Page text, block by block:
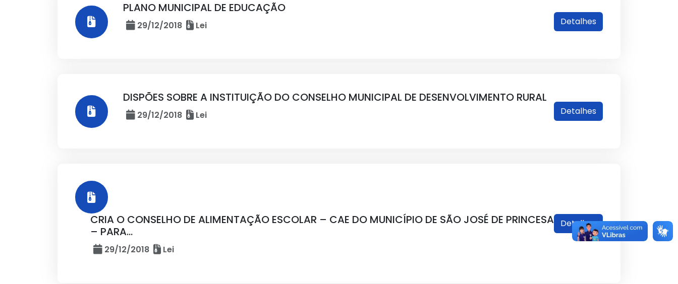
PLANO MUNICIPAL DE EDUCAÇÃO
29/12/2018 Lei Detalhes
DISPÕES SOBRE A INSTITUIÇÃO DO CONSELHO MUNICIPAL DE DESENVOLVIMENTO RURAL
29/12/2018 Lei Detalhes
CRIA O CONSELHO DE ALIMENTAÇÃO ESCOLAR – CAE DO MUNICÍPIO DE SÃO JOSÉ DE PRINCESA
– PARA...
29/12/2018 Lei
Detalhes